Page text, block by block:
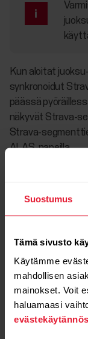
Suostumus
Tämä sivusto
Käytämme
mahdollisen
mainokset. Voit
haluamaasi
Kun aloitat
synkronoidut
päässä
näkyvät Strava-
Strava-
ALAS-napeilla.
Kun lähestyt